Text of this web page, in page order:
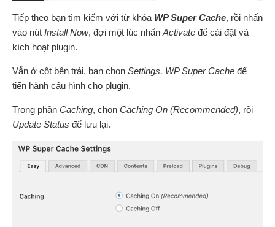
Tiếp theo bạn tìm kiếm với từ khóa WP Super Cache, rồi nhấn
vào nút Install Now, đợi một lúc nhấn Activate để cài đặt và
kích hoạt plugin.
Vẫn ở cột bên trái, bạn chọn Settings, WP Super Cache để
tiến hành cấu hình cho plugin.
Trong phần Caching, chọn Caching On (Recommended), rồi
Update Status để lưu lại.